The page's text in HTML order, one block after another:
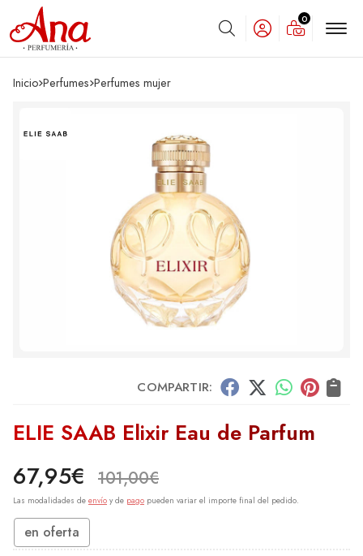
Buscar
0
Inicio perfumes perfumes mujer
COMPARTIR:
ELIE SAAB Elixir Eau de Parfum
67,95€ 101,00€
Las modalidades de envío y de pago pueden variar el importe final del pedido.
en oferta